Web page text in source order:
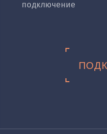
подключение